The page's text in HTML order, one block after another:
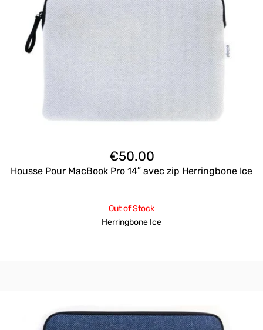
€50.00
Housse Pour MacBook Pro 14″ avec zip Herringbone Ice
Out of Stock
Herringbone Ice